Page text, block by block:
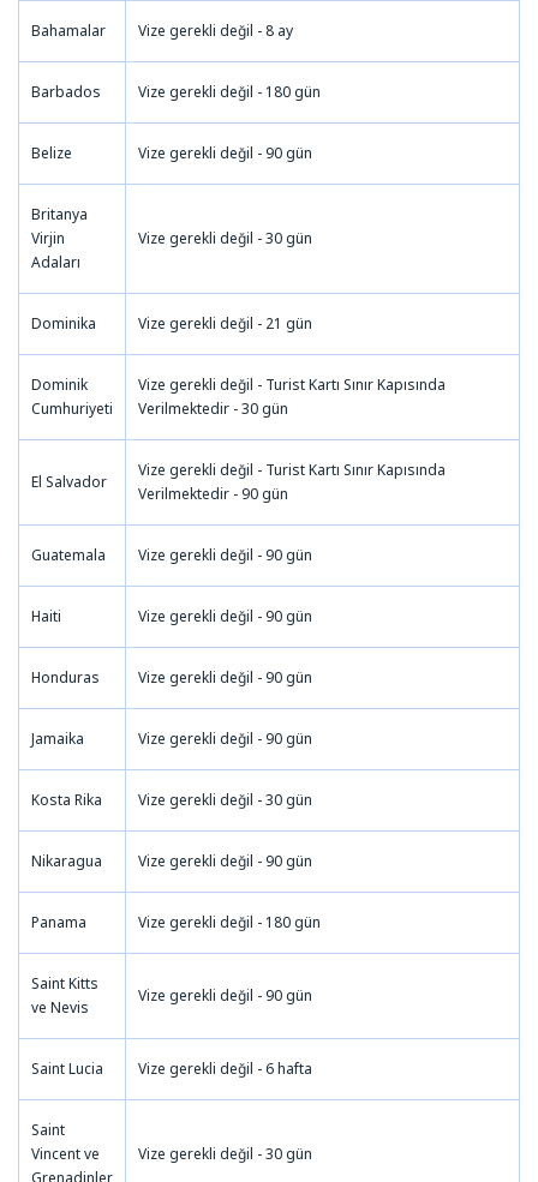
Bahamalar Vize gerekli değil - 8 ay
Barbados Vize gerekli değil - 180 gün
Belize Vize gerekli değil - 90 gün
Britanya
Virjin
Adaları
Vize gerekli değil - 30 gün
Dominika Vize gerekli değil - 21 gün
Dominik
Cumhuriyeti
Vize gerekli değil - Turist Kartı Sınır Kapısında
Verilmektedir - 30 gün
El Salvador
Vize gerekli değil - Turist Kartı Sınır Kapısında
Verilmektedir - 90 gün
Guatemala Vize gerekli değil - 90 gün
Haiti Vize gerekli değil - 90 gün
Honduras Vize gerekli değil - 90 gün
Jamaika Vize gerekli değil - 90 gün
Kosta Rika Vize gerekli değil - 30 gün
Nikaragua Vize gerekli değil - 90 gün
Panama Vize gerekli değil - 180 gün
Saint Kitts
ve Nevis
Vize gerekli değil - 90 gün
Saint Lucia Vize gerekli değil - 6 hafta
Saint
Vincent ve
Grenadinler
Vize gerekli değil - 30 gün